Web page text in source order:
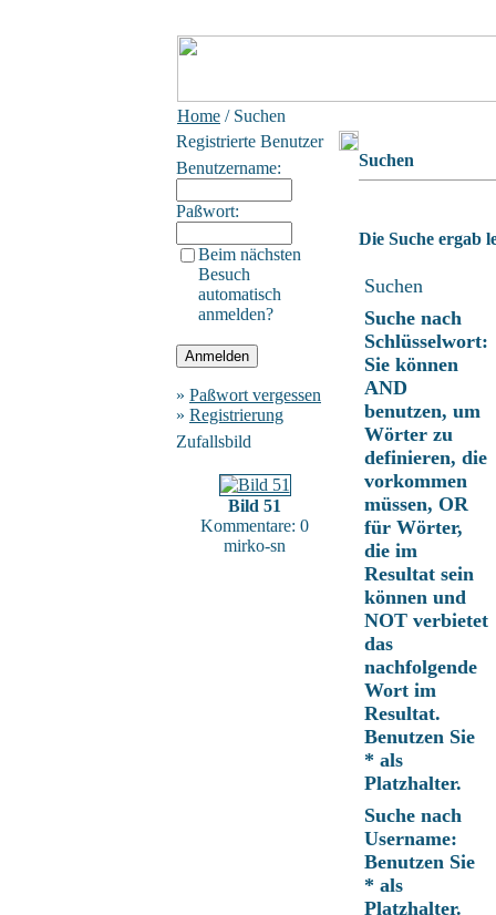
Home / Suchen
Registrierte Benutzer
Benutzername:
Paßwort:
Beim nächsten
Besuch
automatisch
anmelden?
» Paßwort vergessen
» Registrierung
Zufallsbild
Bild 51
Kommentare: 0
mirko-sn
Suchen
Die Suche ergab
Suchen
Suche nach
Schlüsselwort:
Sie können
AND
benutzen, um
Wörter zu
definieren, die
vorkommen
müssen, OR
für Wörter,
die im
Resultat sein
können und
NOT verbietet
das
nachfolgende
Wort im
Resultat.
Benutzen Sie
* als
Platzhalter.
Suche nach
Username:
Benutzen Sie
* als
Platzhalter.